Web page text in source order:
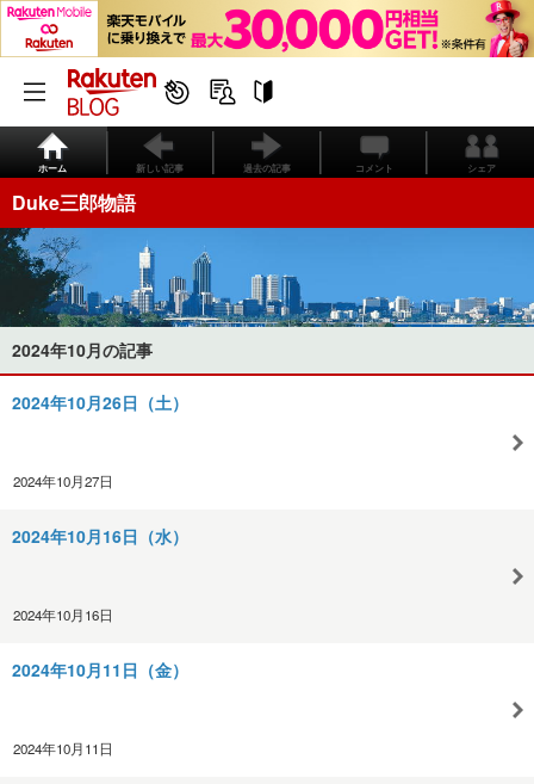
ホーム 新しい記事 過去の記事 コメント シェア
Duke三郎物語
2024年10月の記事
2024年10月26日（土）
2024年10月27日
2024年10月16日（水）
2024年10月16日
2024年10月11日（金）
2024年10月11日